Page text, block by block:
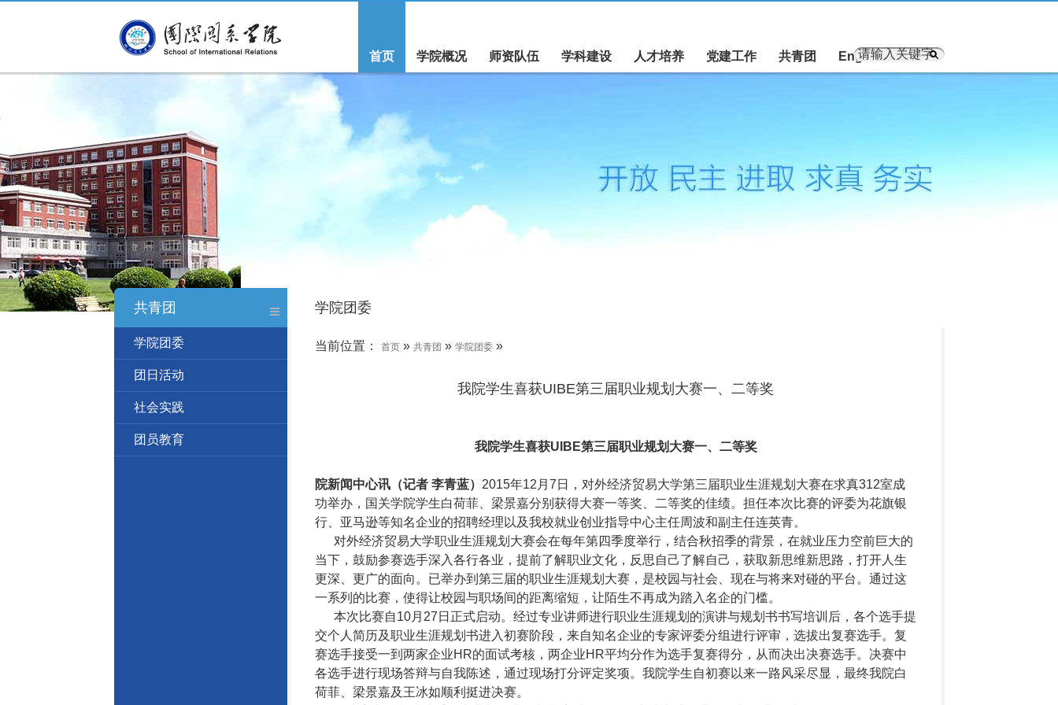
首页 学院概况 师资队伍 学科建设 人才培养 党建工作 共青团 English
共青团 学院团委
学院团委
团日活动
社会实践
团员教育
当前位置： 首页» 共青团 » 学院团委»
我院学生喜获UIBE第三届职业规划大赛一、二等奖
我院学生喜获UIBE第三届职业规划大赛一、二等奖
院新闻中心讯（记者 李青蓝） 2015年12月7日，对外经济贸易大学第三届职业生涯规划大赛在求真312室成
功举办，国关学院学生白荷菲、梁景嘉分别获得大赛一等奖、二等奖的佳绩。担任本次比赛的评委为花旗银
行、亚马逊等知名企业的招聘经理以及我校就业创业指导中心主任周波和副主任连英青。
对外经济贸易大学职业生涯规划大赛会在每年第四季度举行，结合秋招季的背景，在就业压力空前巨大的
当下，鼓励参赛选手深入各行各业，提前了解职业文化，反思自己了解自己，获取新思维新思路，打开人生
更深、更广的面向。已举办到第三届的职业生涯规划大赛，是校园与社会、现在与将来对碰的平台。通过这
一系列的比赛，使得让校园与职场间的距离缩短，让陌生不再成为踏入名企的门槛。
本次比赛自10月27日正式启动。经过专业讲师进行职业生涯规划的演讲与规划书书写培训后，各个选手提
交个人简历及职业生涯规划书进入初赛阶段，来自知名企业的专家评委分组进行评审，选拔出复赛选手。复
赛选手接受一到两家企业HR的面试考核，两企业HR平均分作为选手复赛得分，从而决出决赛选手。决赛中
各选手进行现场答辩与自我陈述，通过现场打分评定奖项。我院学生自初赛以来一路风采尽显，最终我院白
荷菲、梁景嘉及王冰如顺利挺进决赛。